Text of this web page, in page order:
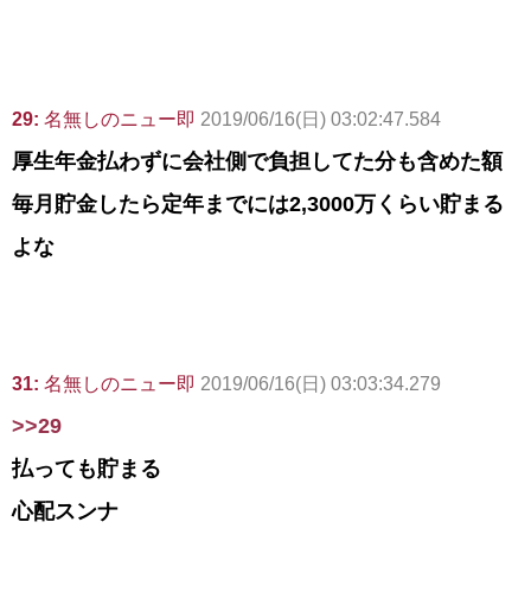
29: 名無しのニュー即 2019/06/16(日) 03:02:47.584
厚生年金払わずに会社側で負担してた分も含めた額
毎月貯金したら定年までには2,3000万くらい貯まる
よな
31: 名無しのニュー即 2019/06/16(日) 03:03:34.279
>>29
払っても貯まる
心配スンナ